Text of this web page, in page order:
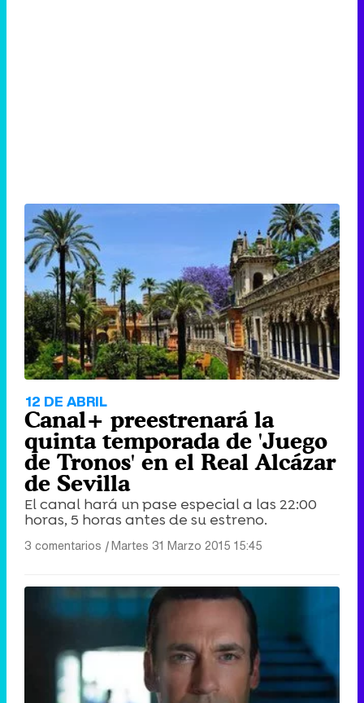
12 DE ABRIL
Canal+ preestrenará la
quinta temporada de 'Juego
de Tronos' en el Real Alcázar
de Sevilla
El canal hará un pase especial a las 22:00
horas, 5 horas antes de su estreno.
3 comentarios |Martes 31 Marzo 2015 15:45